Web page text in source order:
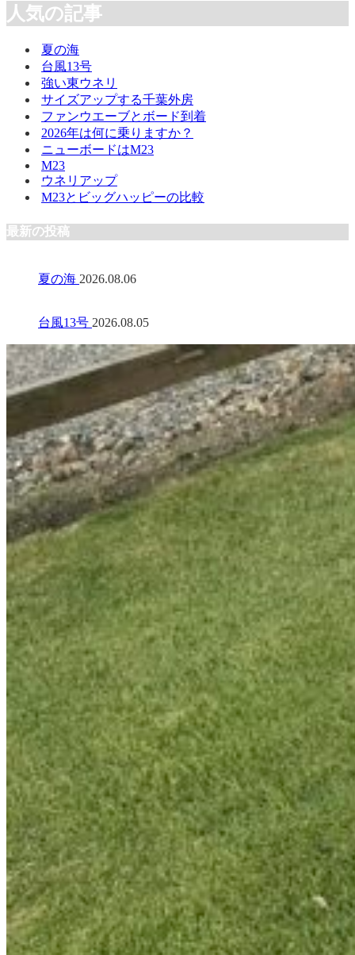
人気の記事
夏の海
台風13号
強い東ウネリ
サイズアップする千葉外房
ファンウエーブとボード到着
2026年は何に乗りますか？
ニューボードはM23
M23
ウネリアップ
M23とビッグハッピーの比較
最新の投稿
夏の海 2026.08.06
台風13号 2026.08.05